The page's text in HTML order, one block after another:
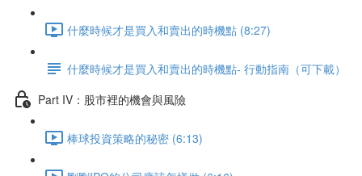
什麼時候才是買入和賣出的時機點 (8:27)
什麼時候才是買入和賣出的時機點- 行動指南（可下載）
Part IV：股市裡的機會與風險
棒球投資策略的秘密 (6:13)